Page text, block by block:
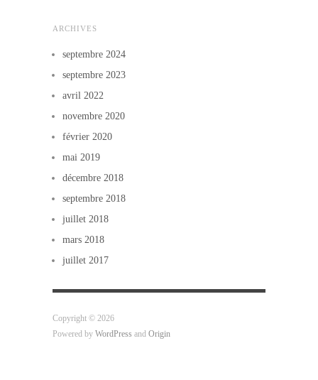
ARCHIVES
septembre 2024
septembre 2023
avril 2022
novembre 2020
février 2020
mai 2019
décembre 2018
septembre 2018
juillet 2018
mars 2018
juillet 2017
Copyright © 2026
Powered by WordPress and Origin